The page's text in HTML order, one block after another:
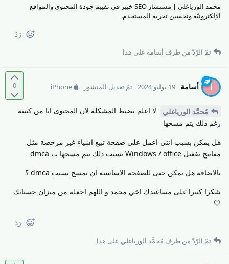
محمد الورياغلي | مستشار SEO خبير في تقييم جودة المحتوى والمواقع
الإلكترونيّة وتحسين تجربة المستخدم.
رَدّ
تمّ الرّدّ من طرف أسامة على هذا
0 أ أسامة 19 يوليو 2024 تمّ تعديل المنشور iPhone
مُحمَّد الورياغلي
لا اعلم بضبط المشكلة لان المحتوى انا من كتبته
رغم ذلك يتم مسحها
هل يمكن بسبب انني اعمل على صفحة تبيع اشياء غير مرخصة مثل
مفاتيح تفعيل Windows / office بسبب دلك يتم مسحها ب dmca
بالاضافة هل يمكن حتى للصفحة الاساسية ان تمسح بسبب dmca ؟
شكرا كتيرا على مساعتدك اخي محمد و اللهم اجعله من ميزان حسناتك
🤍
رَدّ
تمّ الرّدّ من طرف مُحمَّد الورياغلي على هذا